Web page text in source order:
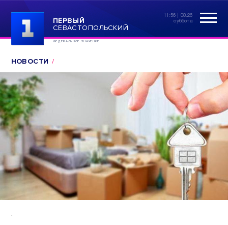
ПЕРВЫЙ
СЕВАСТОПОЛЬСКИЙ
ФЕДЕРАЛЬНОЕ ЗНАЧЕНИЕ
11:56 | 08.26
суббота
НОВОСТИ
.